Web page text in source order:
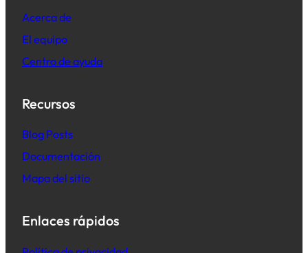
Acerca de
El equipo
Centro de ayuda
Recursos
Blog Posts
Documentación
Mapa del sitio
Enlaces rápidos